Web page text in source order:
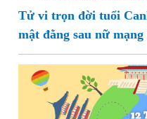
Tử vi trọn đời tuổi
mật đằng sau nữ